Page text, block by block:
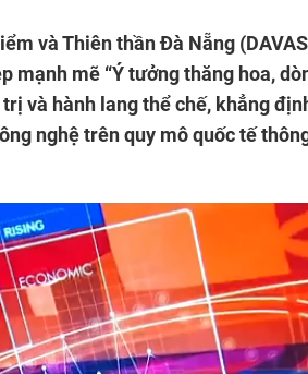
và Thiên thần Đà Nẵng
mẽ “Ý tưởng thăng hoa,
và hành lang thể chế, khẳng
nghệ trên quy mô quốc tế